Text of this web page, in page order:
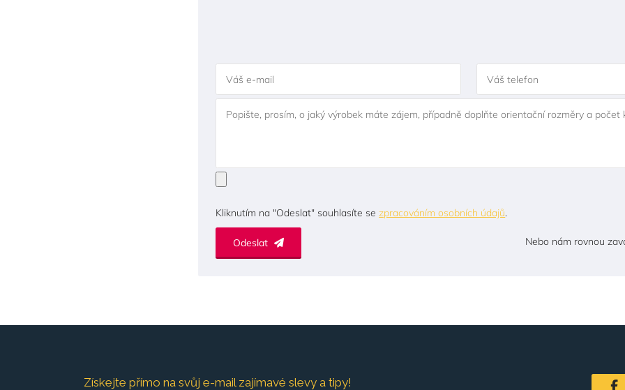
Váš e-mail Váš telefon
Popište, prosím, o jaký výrobek máte zájem, případně doplňte orientační rozměry a počet
Kliknutím na "Odeslat" souhlasíte sezpracováním osobních údajů.
Nebo nám rovnou
Odeslat
Získejte přímo na svůj e-mail zajímavé slevy a tipy!